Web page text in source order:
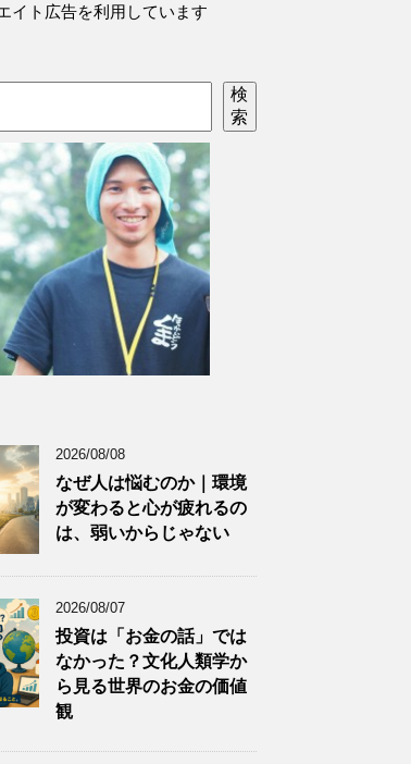
イト広告を利用しています
検
索
2026/08/08
なぜ人は悩むのか｜環境
が変わると心が疲れるの
は、弱いからじゃない
2026/08/07
投資は「お金の話」では
なかった？文化人類学か
ら見る世界のお金の価値
観